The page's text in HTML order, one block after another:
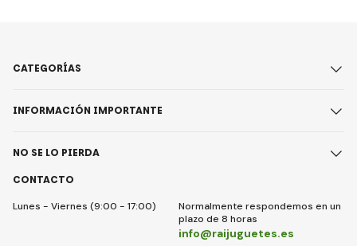
CONTACTO
Lunes - Viernes (9:00 - 17:00)
Normalmente respondemos en un
plazo de 8 horas
info@raijuguetes.es
CATEGORÍAS
INFORMACIÓN IMPORTANTE
NO SE LO PIERDA